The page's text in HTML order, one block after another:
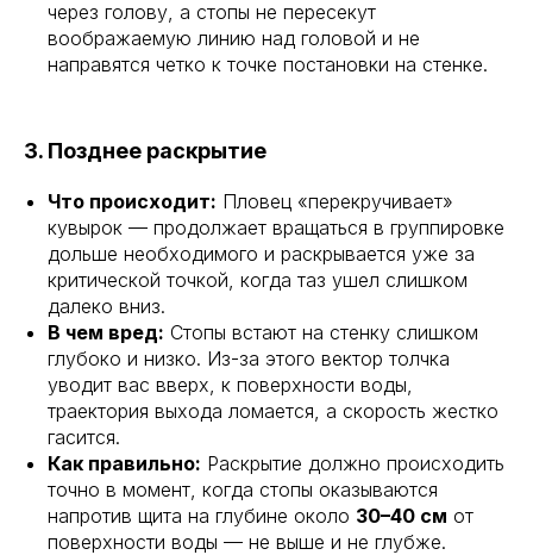
через голову, а стопы не пересекут
воображаемую линию над головой и не
направятся четко к точке постановки на стенке.
3. Позднее раскрытие
Что происходит: Пловец «перекручивает»
кувырок — продолжает вращаться в группировке
дольше необходимого и раскрывается уже за
критической точкой, когда таз ушел слишком
далеко вниз.
В чем вред: Стопы встают на стенку слишком
глубоко и низко. Из-за этого вектор толчка
уводит вас вверх, к поверхности воды,
траектория выхода ломается, а скорость жестко
гасится.
Как правильно: Раскрытие должно происходить
точно в момент, когда стопы оказываются
напротив щита на глубине около 30–40 см от
поверхности воды — не выше и не глубже.